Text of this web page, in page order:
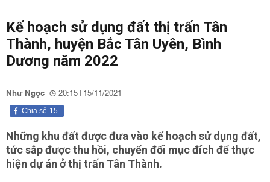
Kế hoạch sử dụng đất thị trấn Tân
Thành, huyện Bắc Tân Uyên, Bình
Dương năm 2022
Như Ngọc 20:15 | 15/11/2021
15
Chia sẻ
Những khu đất được đưa vào kế hoạch sử dụng đất,
tức sắp được thu hồi, chuyển đổi mục đích để thực
hiện dự án ở thị trấn Tân Thành.